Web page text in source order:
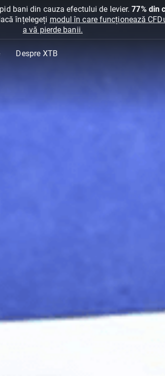
bani din cauza efectului de levier.77% din
înțelegeți modul în care funcționează
a vă pierde banii.
Despre XTB